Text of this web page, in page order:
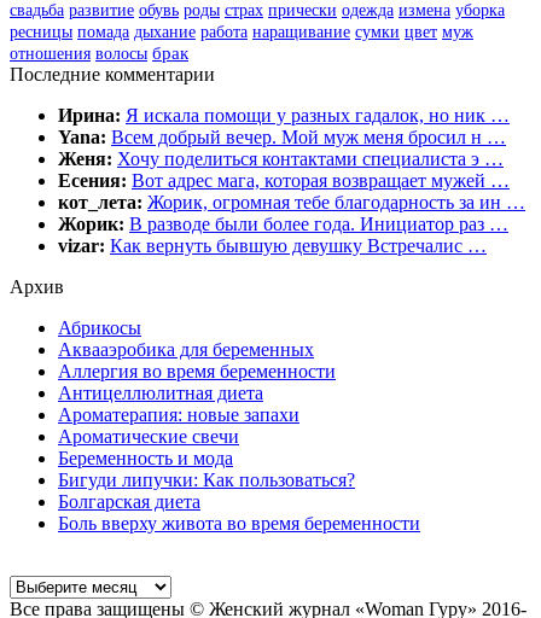
свадьба развитие обувь роды страх прически одежда измена уборка
ресницы помада дыхание работа наращивание сумки цвет муж
отношения волосы брак
Последние комментарии
Ирина: Я искала помощи у разных гадалок, но ник …
Yana: Всем добрый вечер. Мой муж меня бросил н …
Женя: Хочу поделиться контактами специалиста э …
Есения: Вот адрес мага, которая возвращает мужей …
кот_лета: Жорик, огромная тебе благодарность за ин …
Жорик: В разводе были более года. Инициатор раз …
vizar: Как вернуть бывшую девушку Встречалис …
Архив
Абрикосы
Аквааэробика для беременных
Аллергия во время беременности
Антицеллюлитная диета
Ароматерапия: новые запахи
Ароматические свечи
Беременность и мода
Бигуди липучки: Как пользоваться?
Болгарская диета
Боль вверху живота во время беременности
Все права защищены © Женский журнал «Woman Гуру» 2016-